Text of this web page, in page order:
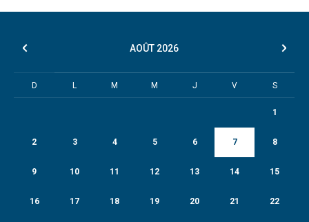
AOÛT 2026
D L M M J V S
1
2 3 4 5 6 7 8
9 10 11 12 13 14 15
16 17 18 19 20 21 22